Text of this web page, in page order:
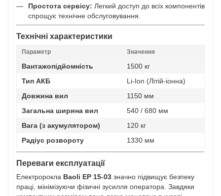
Простота сервісу: Легкий доступ до всіх компонентів
спрощує технічне обслуговування.
Технічні характеристики
Параметр Значення
Вантажопідйомність
1500 кг
Тип АКБ
Li-Ion (Літій-іонна)
Довжина вил
1150 мм
Загальна ширина вил
540 / 680 мм
Вага (з акумулятором)
120 кг
Радіус розвороту
1330 мм
Переваги експлуатації
Електророкла Baoli EP 15-03 значно підвищує безпеку
праці, мінімізуючи фізичні зусилля оператора. Завдяки